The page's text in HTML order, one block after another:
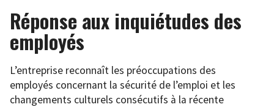
Réponse aux inquiétudes des
employés
L’entreprise reconnaît les préoccupations des
employés concernant la sécurité de l’emploi et les
changements culturels consécutifs à la récente